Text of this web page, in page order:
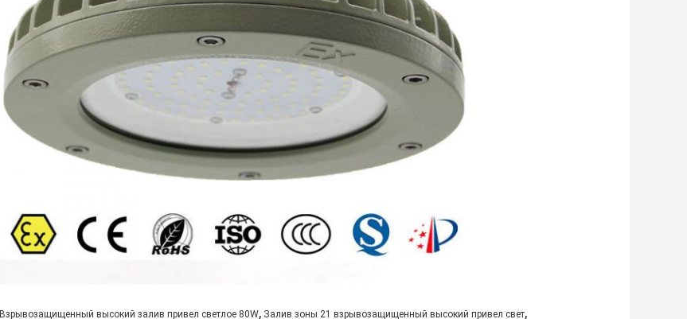
Взрывозащищенный высокий залив привел светлое 80W, Залив зоны 21 взрывозащищенный высокий привел свет,